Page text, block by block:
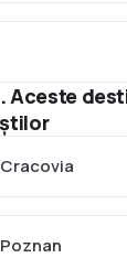
Aceste